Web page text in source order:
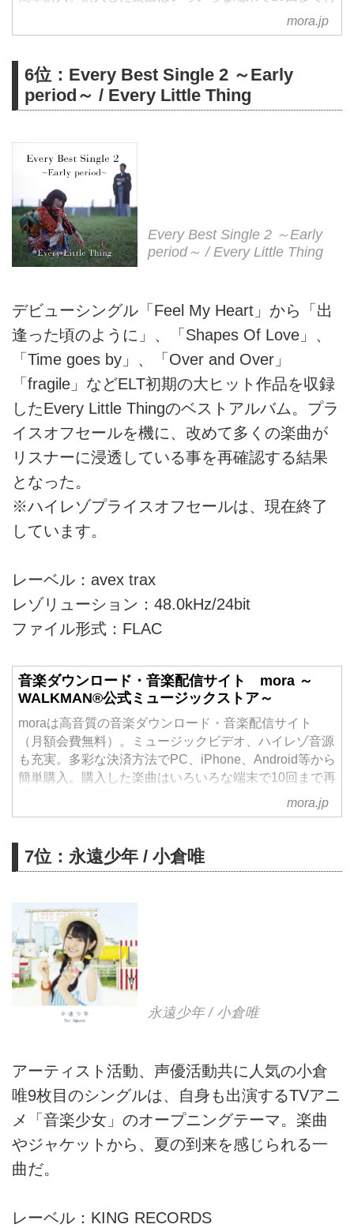
mora.jp
6位：Every Best Single 2 ～Early
period～ / Every Little Thing
Every Best Single 2 ～Early
period～ / Every Little Thing
デビューシングル「Feel My Heart」から「出
逢った頃のように」、「Shapes Of Love」、
「Time goes by」、「Over and Over」
「fragile」などELT初期の大ヒット作品を収録
したEvery Little Thingのベストアルバム。プラ
イスオフセールを機に、改めて多くの楽曲が
リスナーに浸透している事を再確認する結果
となった。
※ハイレゾプライスオフセールは、現在終了
しています。
レーベル：avex trax
レゾリューション：48.0kHz/24bit
ファイル形式：FLAC
音楽ダウンロード・音楽配信サイト mora ～
WALKMAN®公式ミュージックストア～
moraは高音質の音楽ダウンロード・音楽配信サイト
（月額会費無料）。ミュージックビデオ、ハイレゾ音源
も充実。多彩な決済方法でPC、iPhone、Android等から
簡単購入。購入した楽曲はいろいろな端末で10回まで再
mora.jp
7位：永遠少年 / 小倉唯
永遠少年 / 小倉唯
アーティスト活動、声優活動共に人気の小倉
唯9枚目のシングルは、自身も出演するTVアニ
メ「音楽少女」のオープニングテーマ。楽曲
やジャケットから、夏の到来を感じられる一
曲だ。
レーベル：KING RECORDS